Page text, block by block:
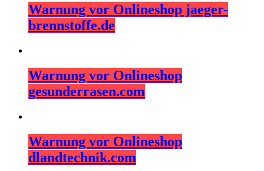
Warnung vor Onlineshop jaeger-
brennstoffe.de
Warnung vor Onlineshop
gesunderrasen.com
Warnung vor Onlineshop
dlandtechnik.com